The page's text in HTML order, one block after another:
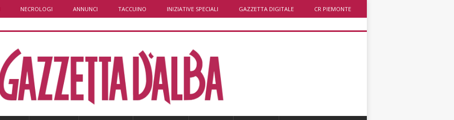
NECROLOGI ANNUNCI TACCUINO INIZIATIVE SPECIALI GAZZETTA DIGITALE CR PIEMONTE